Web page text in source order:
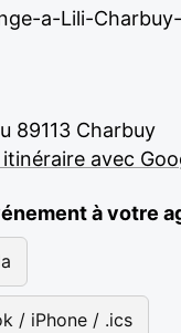
a-Lili-
89113 Charbuy
avec
à votre
/ iPhone / .ics